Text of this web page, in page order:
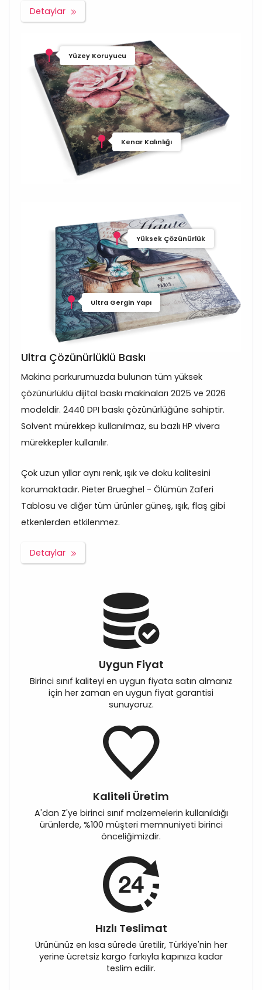
Detaylar
Yüzey Koruyucu
Kenar Kalınlığı
Yüksek Çözünürlük
Ultra Gergin Yapı
Ultra Çözünürlüklü Baskı
Makina parkurumuzda bulunan tüm yüksek
çözünürlüklü dijital baskı makinaları 2025 ve 2026
modeldir. 2440 DPI baskı çözünürlüğüne sahiptir.
Solvent mürekkep kullanılmaz, su bazlı HP vivera
mürekkepler kullanılır.
Çok uzun yıllar aynı renk, ışık ve doku kalitesini
korumaktadır. Pieter Brueghel - Ölümün Zaferi
Tablosu ve diğer tüm ürünler güneş, ışık, flaş gibi
etkenlerden etkilenmez.
Detaylar
Uygun Fiyat
Birinci sınıf kaliteyi en uygun fiyata satın almanız
için her zaman en uygun fiyat garantisi
sunuyoruz.
Kaliteli Üretim
A'dan Z'ye birinci sınıf malzemelerin kullanıldığı
ürünlerde, %100 müşteri memnuniyeti birinci
önceliğimizdir.
Hızlı Teslimat
Ürününüz en kısa sürede üretilir, Türkiye'nin her
yerine ücretsiz kargo farkıyla kapınıza kadar
teslim edilir.